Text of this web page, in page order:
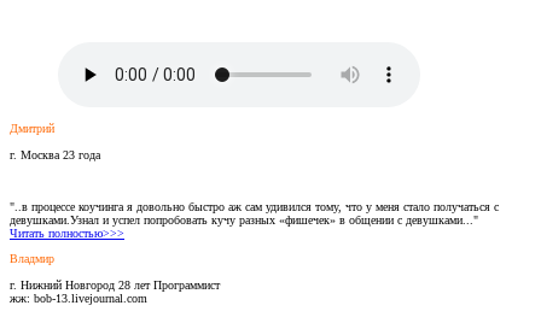
Дмитрий
г. Москва 23 года
"..в процессе коучинга я довольно быстро аж сам удивился тому, что у меня стало получаться с
девушками.Узнал и успел попробовать кучу разных «фишечек» в общении с девушками..."
Читать полностью>>>
Владмир
г. Нижний Новгород 28 лет Программист
жж: bob-13.livejournal.com